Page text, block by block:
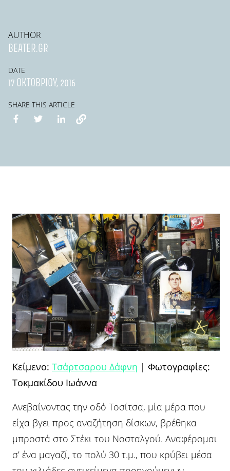
AUTHOR
BEATER.GR
DATE
17 ΟΚΤΩΒΡΊΟΥ, 2016
SHARE THIS ARTICLE
Κείμενο: Τσάρτσαρου Δάφνη | Φωτογραφίες:
Τοκμακίδου Ιωάννα
Ανεβαίνοντας την οδό Τοσίτσα, μία μέρα που
είχα βγει προς αναζήτηση δίσκων, βρέθηκα
μπροστά στο Στέκι του Νοσταλγού. Αναφέρομαι
σ’ ένα μαγαζί, το πολύ 30 τ.μ., που κρύβει μέσα